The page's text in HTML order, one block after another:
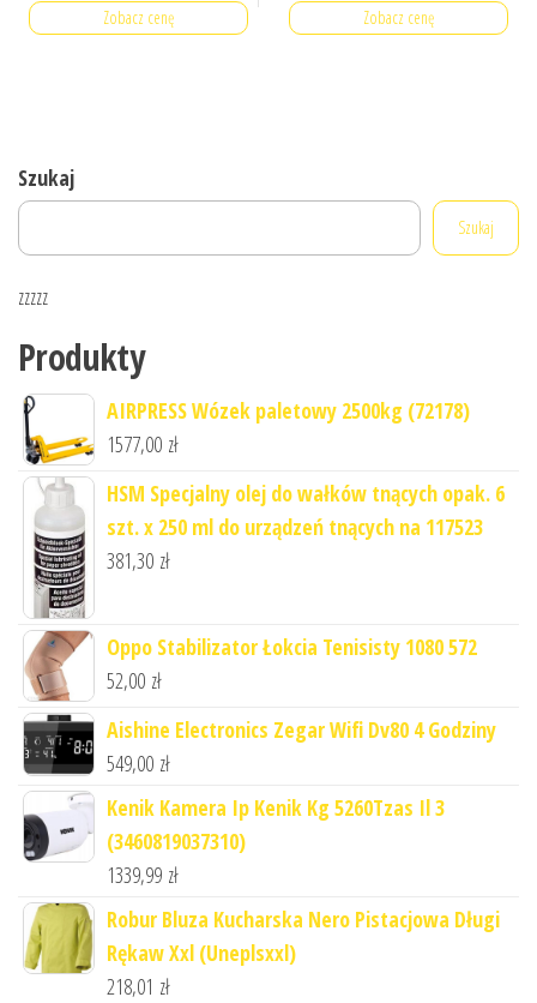
Zobacz cenę Zobacz cenę
Szukaj
Szukaj
zzzzz
Produkty
AIRPRESS Wózek paletowy 2500kg (72178)
1577,00 zł
HSM Specjalny olej do wałków tnących opak. 6
szt. x 250 ml do urządzeń tnących na 117523
381,30 zł
Oppo Stabilizator Łokcia Tenisisty 1080 572
52,00 zł
Aishine Electronics Zegar Wifi Dv80 4 Godziny
549,00 zł
Kenik Kamera Ip Kenik Kg 5260Tzas Il 3
(3460819037310)
1339,99 zł
Robur Bluza Kucharska Nero Pistacjowa Długi
Rękaw Xxl (Uneplsxxl)
218,01 zł